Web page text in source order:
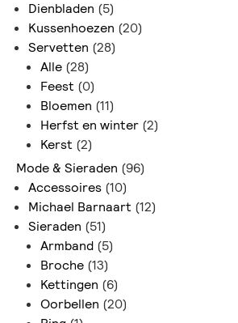
Dienbladen (5)
Kussenhoezen (20)
Servetten (28)
Alle (28)
Feest (0)
Bloemen (11)
Herfst en winter (2)
Kerst (2)
Mode & Sieraden (96)
Accessoires (10)
Michael Barnaart (12)
Sieraden (51)
Armband (5)
Broche (13)
Kettingen (6)
Oorbellen (20)